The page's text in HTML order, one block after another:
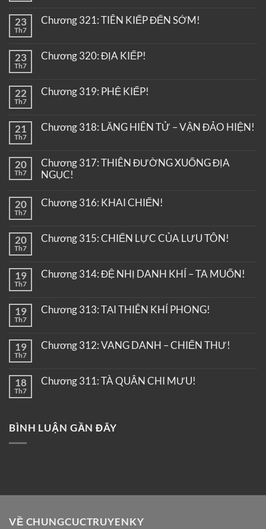
23
Th7
Chương 321: TIÊN KIẾP ĐẾN SỚM!
23
Th7
Chương 320: ĐỊA KIẾP!
22
Th7
Chương 319: PHỆ KIẾP!
21
Th7
Chương 318: LĂNG HIÊN TỬ – VẬN ĐẢO HIỆN!
20
Th7
Chương 317: THIÊN ĐƯỜNG XUỐNG ĐỊA
NGỤC!
20
Th7
Chương 316: KHAI CHIẾN!
20
Th7
Chương 315: CHIẾN LỰC CỦA LƯU TÔN!
19
Th7
Chương 314: ĐỆ NHỊ DANH KHÍ – TA MUỐN!
19
Th7
Chương 313: TẠI THIÊN KHÍ PHONG!
19
Th7
Chương 312: VANG DANH – CHIẾN THƯ!
18
Th7
Chương 311: TÀ QUÂN CHI MƯU!
BÌNH LUẬN GẦN ĐÂY
VỀ CHUNGCUCTRUYENKY